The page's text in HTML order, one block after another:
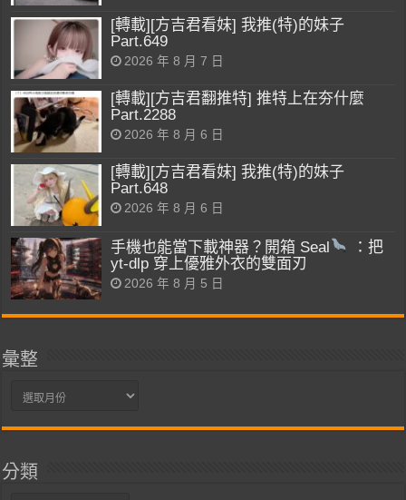
[轉載][方吉君看妹] 我推(特)的妹子
Part.649
2026 年 8 月 7 日
[轉載][方吉君翻推特] 推特上在夯什麼
Part.2288
2026 年 8 月 6 日
[轉載][方吉君看妹] 我推(特)的妹子
Part.648
2026 年 8 月 6 日
手機也能當下載神器？開箱 Seal
：把
yt-dlp 穿上優雅外衣的雙面刃
2026 年 8 月 5 日
彙整
彙
分類